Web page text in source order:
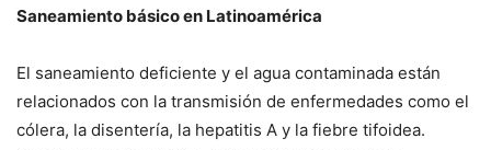
Saneamiento básico en Latinoamérica
El saneamiento deficiente y el agua contaminada están
relacionados con la transmisión de enfermedades como el
cólera, la disentería, la hepatitis A y la fiebre tifoidea.